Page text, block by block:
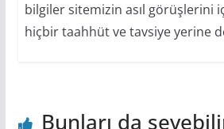
bilgiler sitemizin asıl görüşlerini
hiçbir taahhüt ve tavsiye yerine
Bunları da